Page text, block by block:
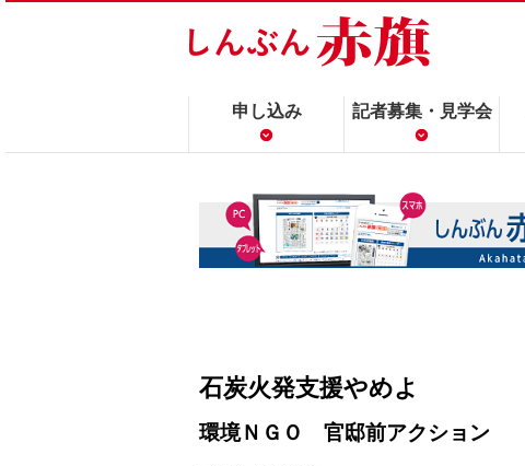
申し込み 記者募集・見学会
石炭火発支援やめよ
環境ＮＧＯ 官邸前アクション